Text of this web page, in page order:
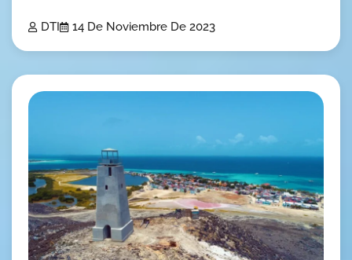
DTI 14 De Noviembre De 2023